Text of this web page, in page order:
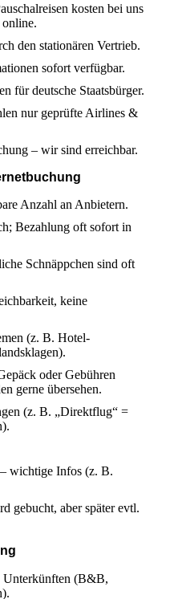
kosten bei uns
den stationären Vertrieb.
sofort verfügbar.
für deutsche Staatsbürger.
nur geprüfte Airlines &
– wir sind erreichbar.
Anzahl an Anbietern.
Bezahlung oft sofort in
Schnäppchen sind oft
keine
(z. B. Hotel-
oder Gebühren
gerne übersehen.
(z. B. „Direktflug“ =
wichtige Infos (z. B.
gebucht, aber später evtl.
Unterkünften (B&B,